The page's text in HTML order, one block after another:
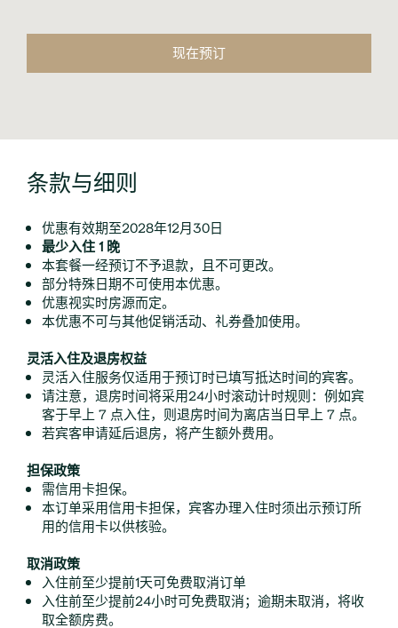
现在预订
条款与细则
优惠有效期至2028年12月30日
最少入住 1 晚
本套餐一经预订不予退款，且不可更改。
部分特殊日期不可使用本优惠。
优惠视实时房源而定。
本优惠不可与其他促销活动、礼券叠加使用。
灵活入住及退房权益
灵活入住服务仅适用于预订时已填写抵达时间的宾客。
请注意，退房时间将采用24小时滚动计时规则：例如宾
客于早上 7 点入住，则退房时间为离店当日早上 7 点。
若宾客申请延后退房，将产生额外费用。
担保政策
需信用卡担保。
本订单采用信用卡担保，宾客办理入住时须出示预订所
用的信用卡以供核验。
取消政策
入住前至少提前1天可免费取消订单
入住前至少提前24小时可免费取消；逾期未取消，将收
取全额房费。